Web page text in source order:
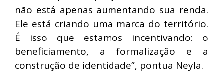
não está apenas aumentando sua renda.
Ele está criando uma marca do território.
É isso que estamos incentivando: o
beneficiamento, a formalização e a
construção de identidade”, pontua Neyla.